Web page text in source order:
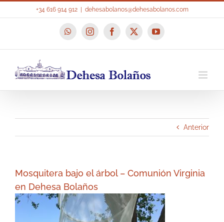
+34 616 914 912 dehesabolanos@dehesabolanos.com
WhatsAppInstagramFacebook
X YouTube
Anterior
Mosquitera bajo el árbol – Comunión Virginia
en Dehesa Bolaños